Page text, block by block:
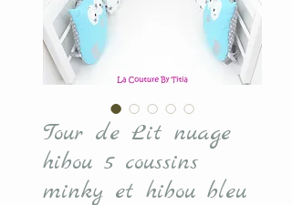
Tour de Lit nuage
hibou 5 coussins
minky et hibou bleu